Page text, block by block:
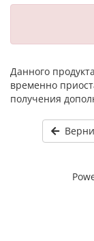
Данного
временно
получения